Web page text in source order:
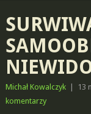
Michał Kowalczyk 13
komentarzy